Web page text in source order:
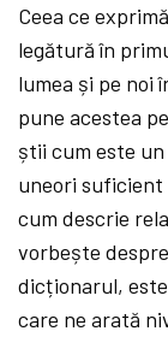
Ceea ce
legătură în
lumea și pe noi
pune acestea
știi cum este
uneori suficient
cum descrie
vorbește
dicționarul,
care ne arată